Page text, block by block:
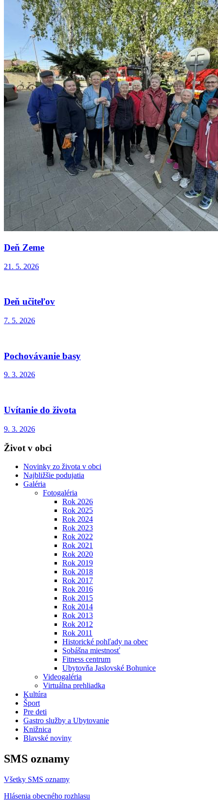
Deň Zeme
21. 5. 2026
Deň učiteľov
7. 5. 2026
Pochovávanie basy
9. 3. 2026
Uvítanie do života
9. 3. 2026
Život v obci
Novinky zo života v obci
Najbližšie podujatia
Galéria
Fotogaléria
Rok 2026
Rok 2025
Rok 2024
Rok 2023
Rok 2022
Rok 2021
Rok 2020
Rok 2019
Rok 2018
Rok 2017
Rok 2016
Rok 2015
Rok 2014
Rok 2013
Rok 2012
Rok 2011
Historické pohľady na obec
Sobášna miestnosť
Fitness centrum
Ubytovňa Jaslovské Bohunice
Videogaléria
Virtuálna prehliadka
Kultúra
Šport
Pre deti
Gastro služby a Ubytovanie
Knižnica
Blavské noviny
SMS oznamy
Všetky SMS oznamy
Hlásenia obecného rozhlasu